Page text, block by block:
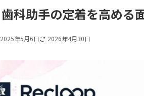
歯科助手の定着を高める
2025年5月6日 2026年4月30日